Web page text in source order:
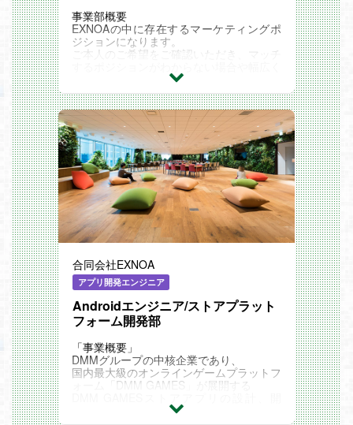
「業務内容」
現在、DMM GAMESは、モダンな技術ス
タックへの刷新やAI活用を見据えた、新た
な開発フェーズへと移行しつつあります。
新しい技術や開発のあり方を前提にしたエ
ンジニアチームの立ち上げを進めていま
す。
その中核メンバーとして、プロダクトの進
化を技術面から推進していただける方をお
迎えしたいと考えています。
GAMESプラットフォームのWebアプリケ
ーション開発において、フロントエンドか
らバックエンドまで幅広い領域を担当して
いただきます。まずは案件対応を通じてシ
ステムの理解を深めていただき、将来的に
はチーム内の案件管理やマネジメント業
務、横断的な調整や課題解決といった面に
おいてもご活躍いただきたいと考えていま
す。
具体的な業務内容
・GAMESプラットフォームにおけるWeb
フロントエンド開発業務
・Webアプリケーション開発（フロント
エンド領域、BFF領域、バックエンド領
域）
・システム設計・アーキテクチャ設計
・問い合わせ対応やパフォーマンスチュー
ニング、バグ対応などの運用業務
・各部署との連携業務
事業部概要
EXNOAの中に存在するマーケティングポ
ジションになります。
ご本人のご希望をご確認いただき、マッチ
検討が必要な場合はこちらにご推薦くださ
い。
下記がEXNOA内のマーケティングポジシ
ョンとなります。
・ゲームプロモーションプランナー/プロ
ダクトマーケティング本部
・プラットフォームマーケプランナー(ゲ
ームタイトル)/プラットフォームマーケテ
ィング部
・デジタルマーケティングプランナー（国
内）/デジタルマーケティング部
業務内容
オープンポジションとなりますので、 ご
応募頂いた方に合わせて、 ミッション・
業務を検討させていただきます。
合同会社EXNOA
アプリ開発エンジニア
Androidエンジニア/ストアプラット
フォーム開発部
「事業概要」
DMMグループの中核企業であり、
国内最大級のオンラインゲームプラットフ
ォーム「DMM GAMES」が展開する
発、運用を担当していただきます。配属と